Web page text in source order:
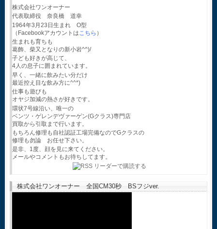
株式会社ワンオーナー
代表取締役 奈良橋 道幸
1964年3月23日生まれ O型
（Facebookアカウントは こちら ）
生まれも育ちも
葛飾、柴又となりの新小岩^^)/
子ども好きが高じて、
4人の息子に囲まれています。
早く、一緒に飲みたい分だけ
最近控え目な飲み方に^^*)
仕事も遊びも
オヤジ加減の熱さが好きです。
環状7号線沿い、唯一の
ベンツ・ゲレンデヴァーゲン(Gクラス)専門店
買取から引取まで行います。
もちろん修理も自社認証工場完備なのでGクラスの
修理も勿論 お任せ下さい。
是非、1度、顔を見に来てください。
メールやコメントもお待ちしてます。
株式会社ワンオーナー 全国CM30秒 BSフジver.